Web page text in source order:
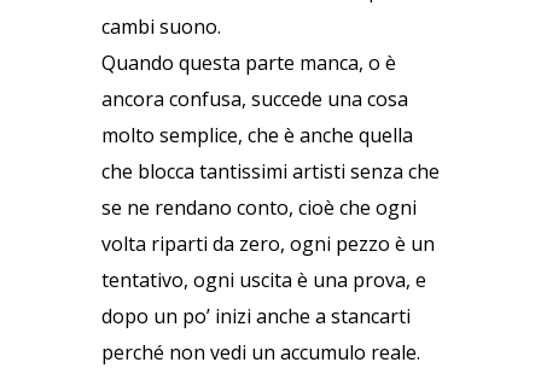
cambi suono.
Quando questa parte manca, o è
ancora confusa, succede una cosa
molto semplice, che è anche quella
che blocca tantissimi artisti senza che
se ne rendano conto, cioè che ogni
volta riparti da zero, ogni pezzo è un
tentativo, ogni uscita è una prova, e
dopo un po’ inizi anche a stancarti
perché non vedi un accumulo reale.